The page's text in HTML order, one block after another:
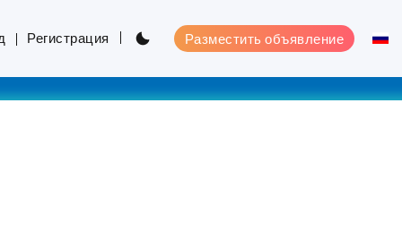
Регистрация Разместить объявление